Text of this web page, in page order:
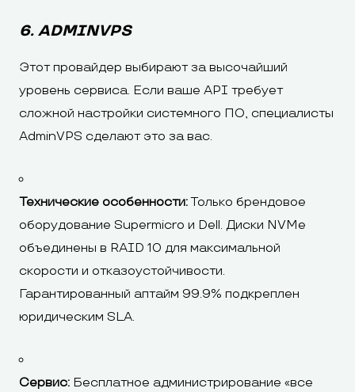
6. ADMINVPS
Этот провайдер выбирают за высочайший
уровень сервиса. Если ваше API требует
сложной настройки системного ПО, специалисты
AdminVPS сделают это за вас.
Технические особенности:Только брендовое
оборудование Supermicro и Dell. Диски NVMe
объединены в RAID 10 для максимальной
скорости и отказоустойчивости.
Гарантированный аптайм 99.9% подкреплен
юридическим SLA.
Сервис: Бесплатное администрирование «все